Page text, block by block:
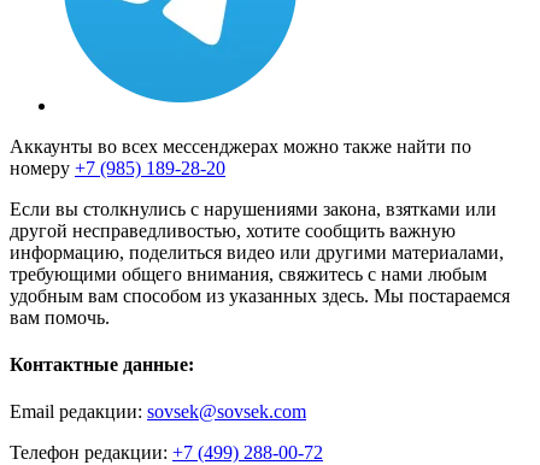
Аккаунты во всех мессенджерах можно также найти по
номеру +7 (985) 189-28-20
Если вы столкнулись с нарушениями закона, взятками или
другой несправедливостью, хотите сообщить важную
информацию, поделиться видео или другими материалами,
требующими общего внимания, свяжитесь с нами любым
удобным вам способом из указанных здесь. Мы постараемся
вам помочь.
Контактные данные:
Email редакции: sovsek@sovsek.com
Телефон редакции: +7 (499) 288-00-72